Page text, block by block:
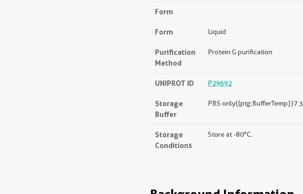
Form
Form Liquid
Purification
Method
Protein G purification
UNIPROT ID P29692
Storage
Buffer
PBS only{{ptg:BufferTemp}}7.3
Storage
Conditions
Store at -80°C.